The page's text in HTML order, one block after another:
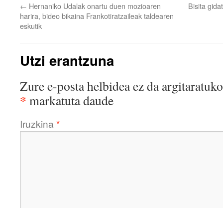
← Hernaniko Udalak onartu duen mozioaren
harira, bideo bikaina Frankotiratzaileak taldearen
eskutik
Bisita
Utzi erantzuna
Zure e-posta helbidea ez da
* markatuta daude
Iruzkina *